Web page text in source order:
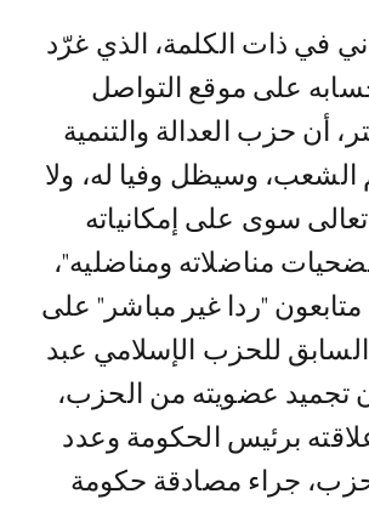
على موقع التواصل
أن حزب العدالة والتنمية
وسيظل وفيا له، ولا
تعالى سوى على إمكانياته
مناضلاته ومناضليه"،
متابعون "ردا غير مباشر" على
السابق للحزب الإسلامي عبد
تجميد عضويته من الحزب،
برئيس الحكومة وعدد
جراء مصادقة حكومة